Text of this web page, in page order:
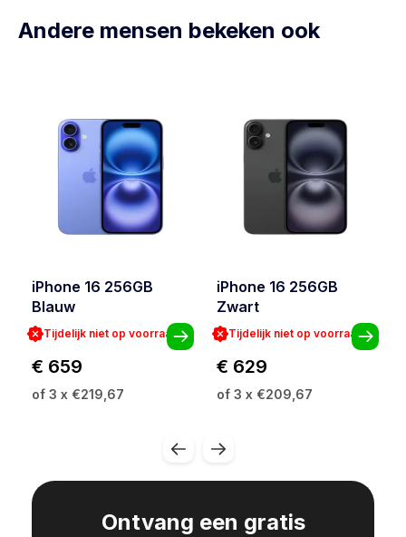
Andere mensen bekeken ook
iPhone 16 256GB
Blauw
Tijdelijk niet op voorraad
€ 659
of 3 x €219,67
iPhone 16 256GB
Zwart
Tijdelijk niet op voorraad
€ 629
of 3 x €209,67
Ontvang een gratis